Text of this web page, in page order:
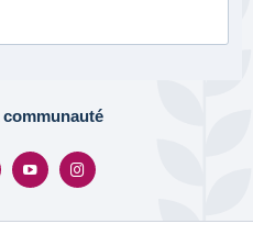
communauté